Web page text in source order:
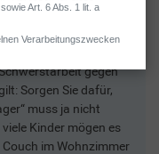
wichtig. Schließlich
gegen
Sorgen Sie dafür,
muss ja nicht
Kinder mögen es
im Wohnzimmer